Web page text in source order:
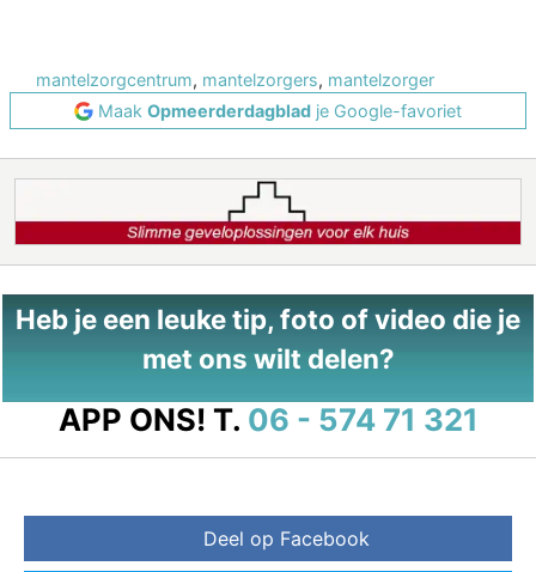
mantelzorgcentrum, mantelzorgers, mantelzorger
Maak Opmeerderdagblad je Google-favoriet
Heb je een leuke tip, foto of video die je
met ons wilt delen?
APP ONS! T. 06 - 574 71 321
Deel op Facebook